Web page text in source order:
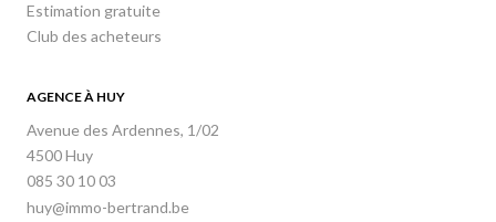
Estimation gratuite
Club des acheteurs
AGENCE À HUY
Avenue des Ardennes, 1/02
4500 Huy
085 30 10 03
huy@immo-bertrand.be